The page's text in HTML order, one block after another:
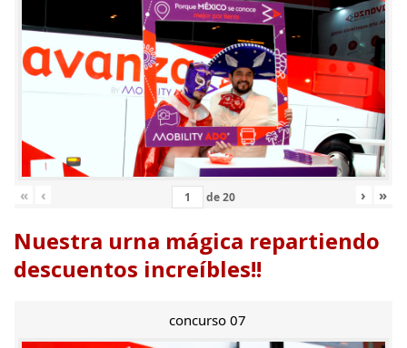
« ‹ de20 › »
Nuestra urna mágica repartiendo
descuentos increíbles!!
concurso 07